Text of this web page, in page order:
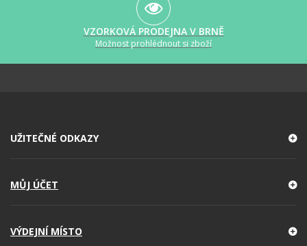
VZORKOVÁ PRODEJNA V BRNĚ
Možnost prohlédnout si zboží
UŽITEČNÉ ODKAZY
MŮJ ÚČET
VÝDEJNÍ MÍSTO